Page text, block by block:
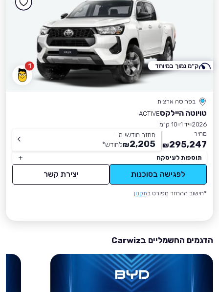
1
בפריסה ארצית
טויוטה היילקסACTIVE
2026 יד 1
10 ק״מ
מחיר
295,247
₪
החזר חודשי מ-
2,205
₪לחודש*
תוספות לעיסקה
לפגישה בסוכנות יצירת קשר
*חישוב ההחזר מפורט בתקנון
ק״מ נמוך במיוחד
הדגמים החשמליים בCarwiz